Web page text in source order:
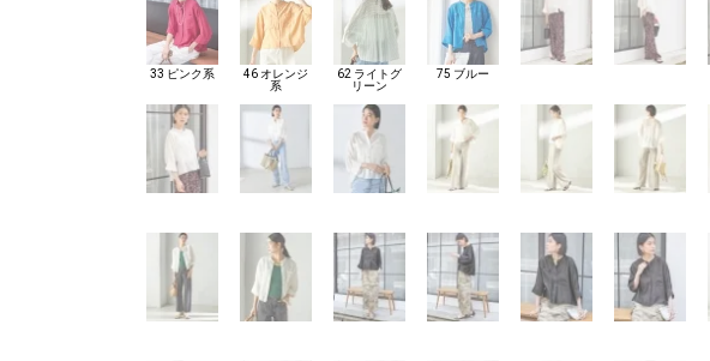
33 ピンク系
46 オレンジ
系
62 ライトグ
リーン
75 ブルー